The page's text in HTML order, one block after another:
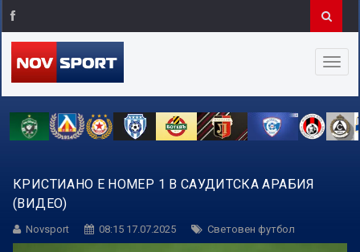
КРИСТИАНО Е НОМЕР 1 В САУДИТСКА АРАБИЯ
(ВИДЕО)
Novsport 08:15 17.07.2025 Световен футбол